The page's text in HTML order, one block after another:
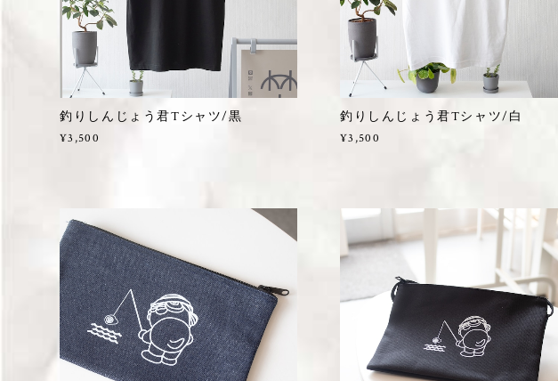
釣りしんじょう君Tシャツ/黒
¥3,500
釣りしんじょう君Tシャツ/白
¥3,500